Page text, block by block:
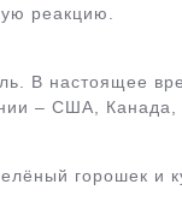
реакцию.
В настоящее
– США, Канада,
горошек и